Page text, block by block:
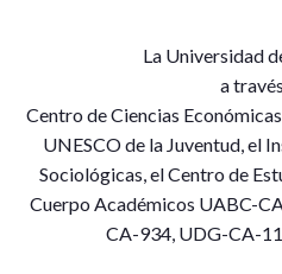
La Universidad
a
Centro de Ciencias
UNESCO de la Juventud, el
Sociológicas, el Centro de
Cuerpo Académicos UABC-
CA-934, UDG-CA-